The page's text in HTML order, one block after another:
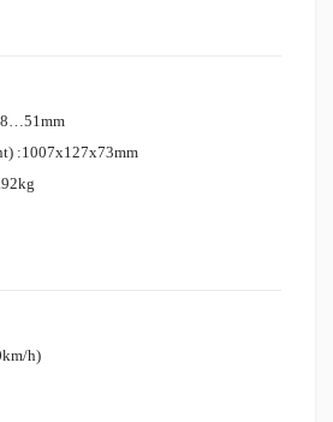
:1007x127x73mm
h)